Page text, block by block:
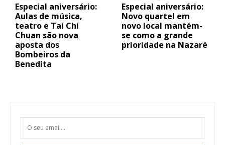
Especial aniversário:
Aulas de música,
teatro e Tai Chi
Chuan são nova
aposta dos
Bombeiros da
Benedita
Especial aniversário:
Novo quartel em
novo local mantém-
se como a grande
prioridade na Nazaré